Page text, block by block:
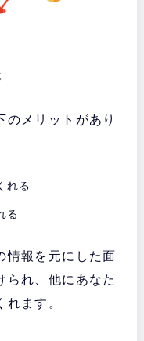
のメリットがあり
れる
る
情報を元にした面
られ、他にあなた
ます。